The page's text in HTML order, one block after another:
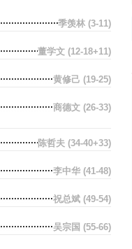
季羡林 (3-11)
董学文 (12-18+11)
黄修己 (19-25)
商德文 (26-33)
陈哲夫 (34-40+33)
李中华 (41-48)
祝总斌 (49-54)
吴宗国 (55-66)